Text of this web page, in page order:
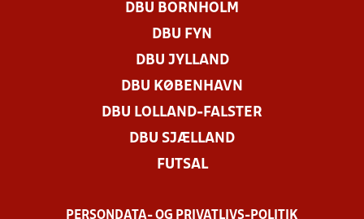
DBU BORNHOLM
DBU FYN
DBU JYLLAND
DBU KØBENHAVN
DBU LOLLAND-FALSTER
DBU SJÆLLAND
FUTSAL
PERSONDATA- OG PRIVATLIVS-POLITIK